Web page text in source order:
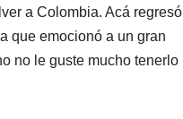
a Colombia. Acá regresó
que emocionó a un gran
no le guste mucho tenerlo